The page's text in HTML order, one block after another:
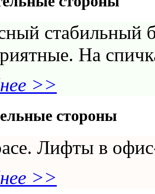
стабильный
На
>>
стороны
Лифты в
>>